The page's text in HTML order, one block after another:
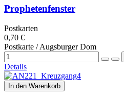
Prophetenfenster
Postkarten
0,70 €
Postkarte / Augsburger Dom
Details
In den Warenkorb